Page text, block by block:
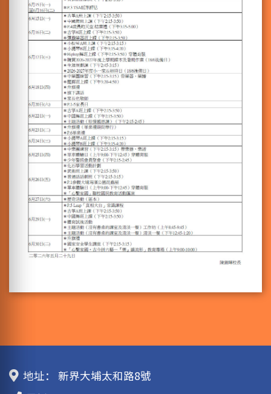
地址：
新界大埔太和路8號